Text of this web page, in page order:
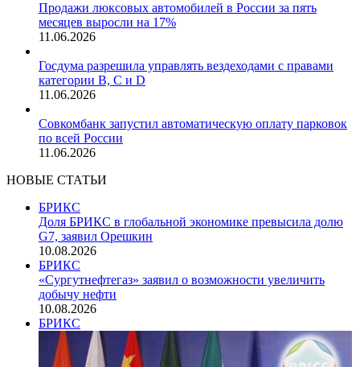
Продажи люксовых автомобилей в России за пять
месяцев выросли на 17%
11.06.2026
Госдума разрешила управлять вездеходами с правами
категории B, C и D
11.06.2026
Совкомбанк запустил автоматическую оплату парковок
по всей России
11.06.2026
НОВЫЕ СТАТЬИ
БРИКС
Доля БРИКС в глобальной экономике превысила долю
G7, заявил Орешкин
10.08.2026
БРИКС
«Сургутнефтегаз» заявил о возможности увеличить
добычу нефти
10.08.2026
БРИКС